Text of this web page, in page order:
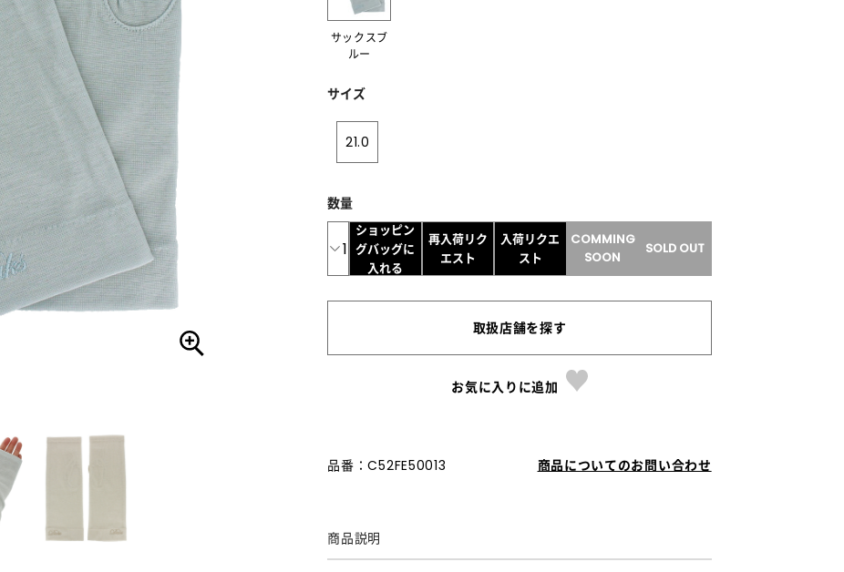
サックスブ
ルー
サイズ
21.0
数量
1
ショッピン
グバッグに
入れる
再入荷リク
エスト
入荷リクエ
スト
COMMING
SOON
SOLD OUT
取扱店舗を探す
お気に入りに追加
品番：C52FE50013 商品についてのお問い合わせ
商品説明